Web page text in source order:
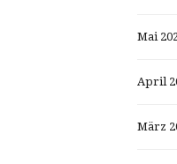
Mai
April
März